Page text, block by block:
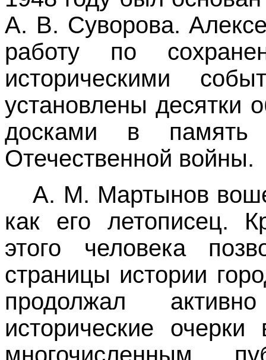
А. В. Суворова.
работу по
историческими
установлены десятки
досками в память
Отечественной войны.
А. М. Мартынов
как его летописец.
этого человека
страницы истории
продолжал
исторические